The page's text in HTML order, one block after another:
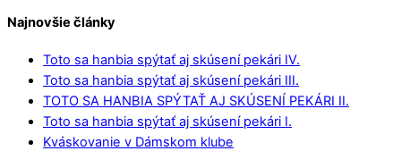
Najnovšie články
Toto sa hanbia spýtať aj skúsení pekári IV.
Toto sa hanbia spýtať aj skúsení pekári III.
TOTO SA HANBIA SPÝTAŤ AJ SKÚSENÍ PEKÁRI II.
Toto sa hanbia spýtať aj skúsení pekári I.
Kváskovanie v Dámskom klube